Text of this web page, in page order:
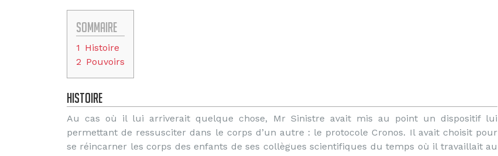
Sommaire
1 Histoire
2 Pouvoirs
Histoire
Au cas où il lui arriverait quelque chose, Mr Sinistre avait mis au point un dispositif lui
permettant de ressusciter dans le corps d’un autre : le protocole Cronos. Il avait choisit pour
se réincarner les corps des enfants de ses collègues scientifiques du temps où il travaillait au